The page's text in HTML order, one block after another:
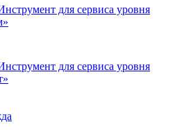
для сервиса уровня
для сервиса уровня